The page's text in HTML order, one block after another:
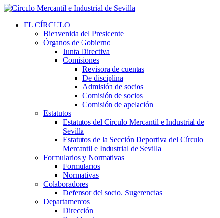
EL CÍRCULO
Bienvenida del Presidente
Órganos de Gobierno
Junta Directiva
Comisiones
Revisora de cuentas
De disciplina
Admisión de socios
Comisión de socios
Comisión de apelación
Estatutos
Estatutos del Círculo Mercantil e Industrial de
Sevilla
Estatutos de la Sección Deportiva del Círculo
Mercantil e Industrial de Sevilla
Formularios y Normativas
Formularios
Normativas
Colaboradores
Defensor del socio. Sugerencias
Departamentos
Dirección